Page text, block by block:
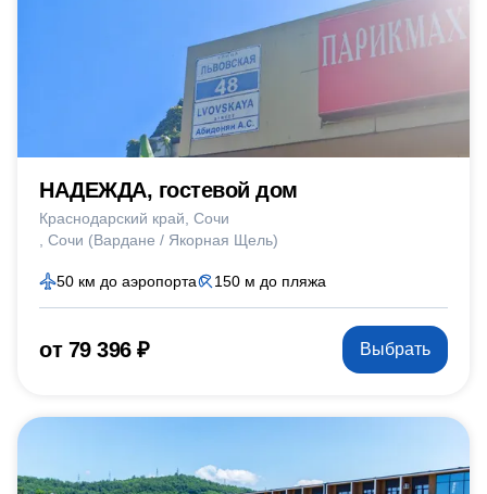
НАДЕЖДА, гостевой дом
Краснодарский край Сочи
Сочи (Вардане / Якорная Щель)
50 км до аэропорта 150 м до пляжа
от 79 396 ₽ Выбрать